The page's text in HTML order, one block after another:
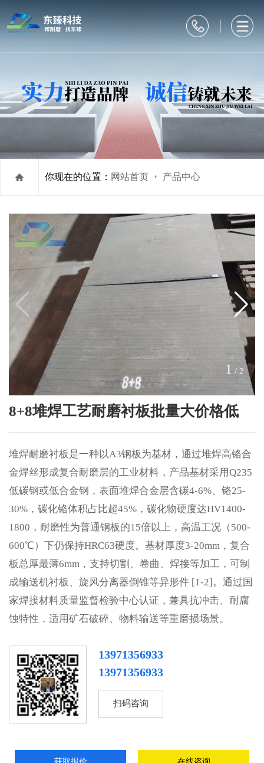
你现在的位置： 网站首页 产品中心
1 / 2
8+8堆焊工艺耐磨衬板批量大价格低
堆焊耐磨衬板是一种以A3钢板为基材，通过堆焊高铬合
金焊丝形成复合耐磨层的工业材料，产品基材采用Q235
低碳钢或低合金钢，表面堆焊合金层含碳4-6%、铬25-
30%，碳化铬体积占比超45%，碳化物硬度达HV1400-
1800，耐磨性为普通钢板的15倍以上，高温工况（500-
600℃）下仍保持HRC63硬度。基材厚度3-20mm，复合
板总厚最薄6mm，支持切割、卷曲、焊接等加工，可制
成输送机衬板、旋风分离器倒锥等异形件 [1-2]。通过国
家焊接材料质量监督检验中心认证，兼具抗冲击、耐腐
蚀特性，适用矿石破碎、物料输送等重磨损场景。
13971356933
13971356933
扫码咨询